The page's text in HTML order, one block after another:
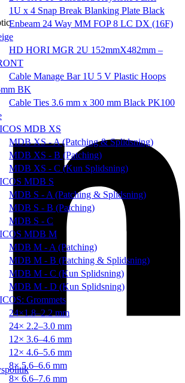
1U x 4 Snap Break Blanking Plate Black
Enbeam 24 Way MM FOP 8 LC DX (16F)
HD HORI MGR 2U 152mmX482mm –
Cable Manage Bar 1U 5 V Plastic Hoops
BK
Cable Ties 3.6 mm x 300 mm Black PK100
MDB XS
MDB XS - A (Patching & Splidsning)
MDB XS - B (Patching)
MDB XS - C (Kun Splidsning)
MDB S
MDB S - A (Patching & Splidsning)
MDB S - B (Patching)
MDB S - C
MDB M
MDB M - A (Patching)
MDB M - B (Patching & Splidsning)
MDB M - C (Kun Splidsning)
MDB M - D (Kun Splidsning)
Grommets
24×1.8–2.2 mm
24× 2.2–3.0 mm
12× 3.6–4.6 mm
12× 4.6–5.6 mm
8× 5.6–6.6 mm
8× 6.6–7.6 mm